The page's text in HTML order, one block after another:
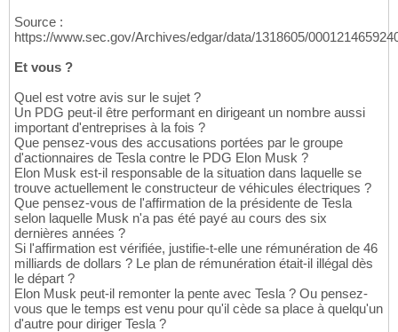
Source :
https://www.sec.gov/Archives/edgar/data/1318605/
Et vous ?
Quel est votre avis sur le sujet ?
Un PDG peut-il être performant en dirigeant un nombre aussi
important d'entreprises à la fois ?
Que pensez-vous des accusations portées par le groupe
d'actionnaires de Tesla contre le PDG Elon Musk ?
Elon Musk est-il responsable de la situation dans laquelle se
trouve actuellement le constructeur de véhicules électriques ?
Que pensez-vous de l'affirmation de la présidente de Tesla
selon laquelle Musk n'a pas été payé au cours des six
dernières années ?
Si l'affirmation est vérifiée, justifie-t-elle une rémunération de 46
milliards de dollars ? Le plan de rémunération était-il illégal dès
le départ ?
Elon Musk peut-il remonter la pente avec Tesla ? Ou pensez-
vous que le temps est venu pour qu'il cède sa place à quelqu'un
d'autre pour diriger Tesla ?